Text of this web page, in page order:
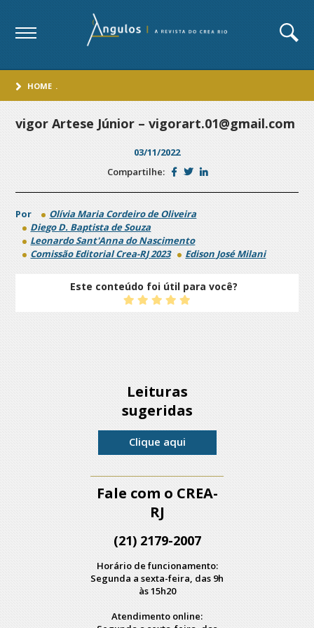
HOME .
vigor Artese Júnior – vigorart.01@gmail.com
03/11/2022
Compartilhe:
Por
Olívia Maria Cordeiro de Oliveira
Diego D. Baptista de Souza
Leonardo Sant'Anna do Nascimento
Comissão Editorial Crea-RJ 2023
Edison José Milani
Este conteúdo foi útil para você?
Leituras
sugeridas
Clique aqui
Fale com o CREA-
RJ
(21) 2179-2007
Horário de funcionamento:
Segunda a sexta-feira, das 9h
às 15h20
Atendimento online: